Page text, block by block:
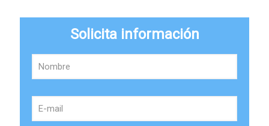
Solicita información